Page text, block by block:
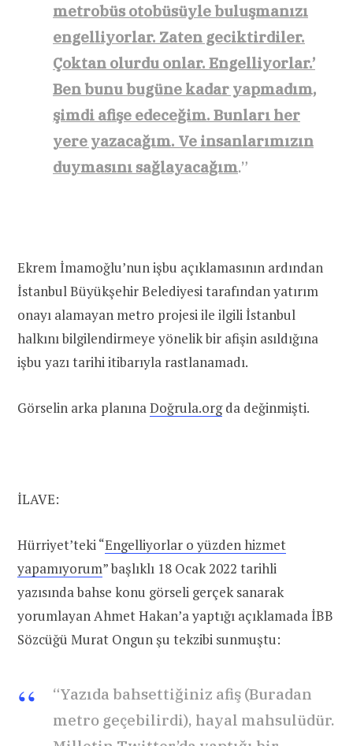
metrobüs otobüsüyle buluşmanızı
engelliyorlar. Zaten geciktirdiler.
Çoktan olurdu onlar. Engelliyorlar.’
Ben bunu bugüne kadar yapmadım,
şimdi afişe edeceğim. Bunları her
yere yazacağım. Ve insanlarımızın
duymasını sağlayacağım.”
Ekrem İmamoğlu’nun işbu açıklamasının ardından
İstanbul Büyükşehir Belediyesi tarafından yatırım
onayı alamayan metro projesi ile ilgili İstanbul
halkını bilgilendirmeye yönelik bir afişin asıldığına
işbu yazı tarihi itibarıyla rastlanamadı.
Görselin arka planınaDoğrula.orgda değinmişti.
İLAVE:
Hürriyet’teki “Engelliyorlar o yüzden hizmet
yapamıyorum” başlıklı 18 Ocak 2022 tarihli
yazısında bahse konu görseli gerçek sanarak
yorumlayan Ahmet Hakan’a yaptığı açıklamada İBB
Sözcüğü Murat Ongun şu tekzibi sunmuştu:
“Yazıda bahsettiğiniz afiş (Buradan
metro geçebilirdi), hayal mahsulüdür.